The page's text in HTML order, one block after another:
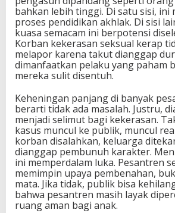
bahkan lebih tinggi. Di satu sisi, ini
proses pendidikan akhlak. Di sisi
kuasa semacam ini berpotensi
Korban kekerasan seksual kerap
melapor karena takut dianggap
dimanfaatkan pelaku yang paham
mereka sulit disentuh.
Keheningan panjang di banyak
berarti tidak ada masalah. Justru,
menjadi selimut bagi kekerasan.
kasus muncul ke publik, muncul
korban disalahkan, keluarga
dianggap pembunuh karakter.
ini memperdalam luka. Pesantren
memimpin upaya pembenahan,
mata. Jika tidak, publik bisa
bahwa pesantren masih layak
ruang aman bagi anak.